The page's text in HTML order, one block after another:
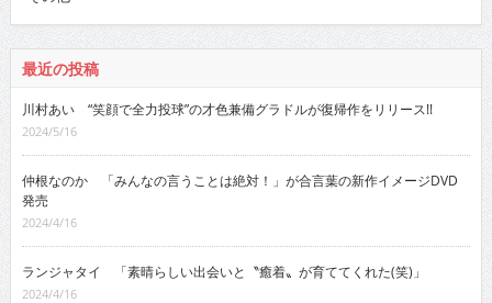
最近の投稿
川村あい “笑顔で全力投球”の才色兼備グラドルが復帰作をリリース!!
2024/5/16
仲根なのか 「みんなの言うことは絶対！」が合言葉の新作イメージDVD
発売
2024/4/16
ランジャタイ 「素晴らしい出会いと〝癒着〟が育ててくれた(笑)」
2024/4/16